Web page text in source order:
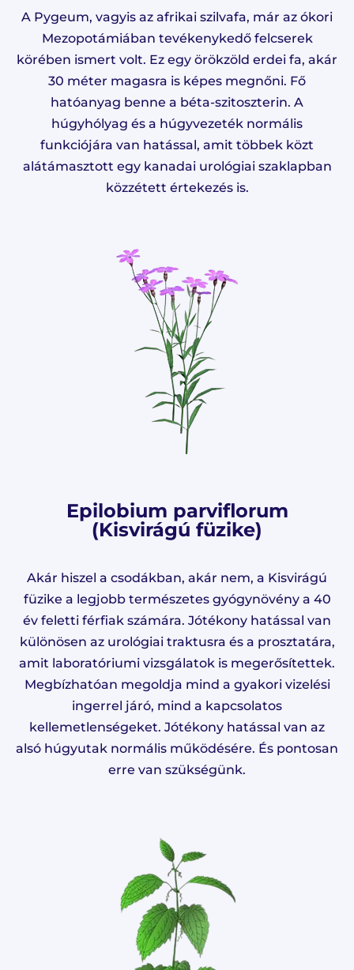
A Pygeum, vagyis az afrikai szilvafa, már az ókori
Mezopotámiában tevékenykedő felcserek
körében ismert volt. Ez egy örökzöld erdei fa, akár
30 méter magasra is képes megnőni. Fő
hatóanyag benne a béta-szitoszterin. A
húgyhólyag és a húgyvezeték normális
funkciójára van hatással, amit többek közt
alátámasztott egy kanadai urológiai szaklapban
közzétett értekezés is.
Epilobium parviflorum
(Kisvirágú füzike)
Akár hiszel a csodákban, akár nem, a Kisvirágú
füzike a legjobb természetes gyógynövény a 40
év feletti férfiak számára. Jótékony hatással van
különösen az urológiai traktusra és a prosztatára,
amit laboratóriumi vizsgálatok is megerősítettek.
Megbízhatóan megoldja mind a gyakori vizelési
ingerrel járó, mind a kapcsolatos
kellemetlenségeket. Jótékony hatással van az
alsó húgyutak normális működésére. És pontosan
erre van szükségünk.